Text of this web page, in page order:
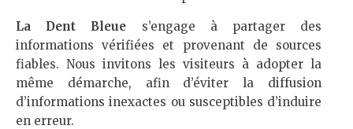
La Dent Bleue s’engage à partager des
informations vérifiées et provenant de sources
fiables. Nous invitons les visiteurs à adopter la
même démarche, afin d’éviter la diffusion
d’informations inexactes ou susceptibles d’induire
en erreur.